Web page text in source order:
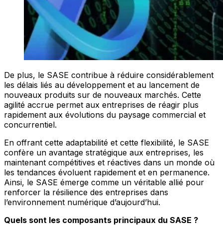
De plus, le SASE contribue à réduire considérablement
les délais liés au développement et au lancement de
nouveaux produits sur de nouveaux marchés. Cette
agilité accrue permet aux entreprises de réagir plus
rapidement aux évolutions du paysage commercial et
concurrentiel.
En offrant cette adaptabilité et cette flexibilité, le SASE
confère un avantage stratégique aux entreprises, les
maintenant compétitives et réactives dans un monde où
les tendances évoluent rapidement et en permanence.
Ainsi, le SASE émerge comme un véritable allié pour
renforcer la résilience des entreprises dans
l’environnement numérique d’aujourd’hui.
Quels sont les composants principaux du SASE ?